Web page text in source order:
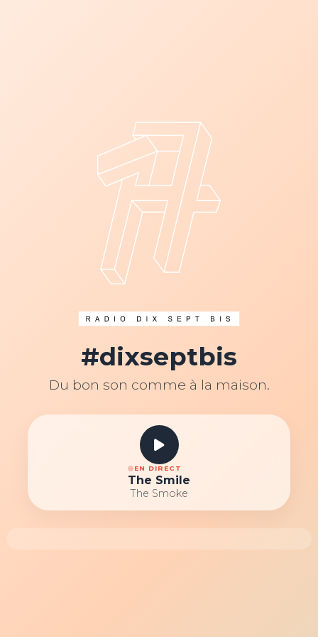
#dixseptbis
Du bon son comme à la maison.
EN DIRECT
The Smile
The Smoke